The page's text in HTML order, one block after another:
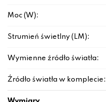
Moc (W):
Strumień świetlny (LM):
Wymienne źródło światła:
Źródło światła w komplecie: